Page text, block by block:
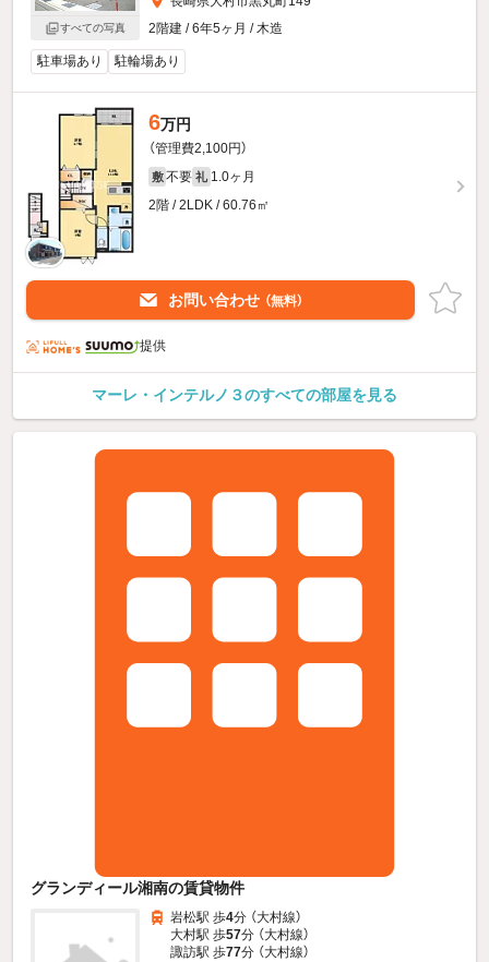
すべての写真
2階建 / 6年5ヶ月 / 木造
駐車場あり 駐輪場あり
6万円
（管理費2,100円）
敷 不要 礼 1.0ヶ月
2階 / 2LDK / 60.76㎡
お問い合わせ （無料）
提供
マーレ・インテルノ３のすべての部屋を見る
グランディール湘南の賃貸物件
岩松駅 歩4分 （大村線）
大村駅 歩57分 （大村線）
諏訪駅 歩77分 （大村線）